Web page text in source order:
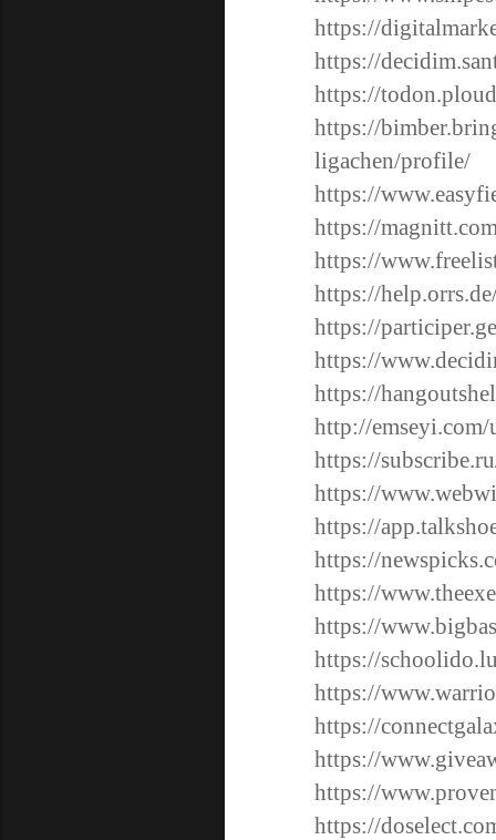
https://
https://
https://
https://
ligachen/profile/
https://
https://
https://
https://
https://
https://
https://
http://
https://
https://
https://
https://
https://
https://
https://
https://
https://
https://
https://
https://